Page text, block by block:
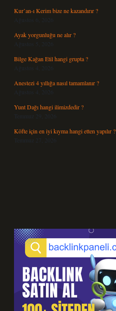
Kur’an-ı Kerim bize ne kazandırır ?
Ağustos 6, 2026
Ayak yorgunluğu ne alır ?
Ağustos 5, 2026
Bilge Kağan Etil hangi grupta ?
Ağustos 4, 2026
Anestezi 4 yıllığa nasıl tamamlanır ?
Ağustos 4, 2026
Yunt Dağı hangi ilimizdedir ?
Temmuz 29, 2026
Köfte için en iyi kıyma hangi etten yapılır ?
Temmuz 27, 2026